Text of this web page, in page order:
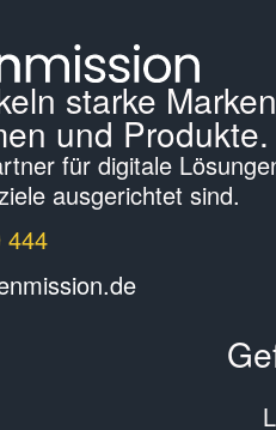
starke
und Produkte.
für digitale
ausgerichtet sind.
444